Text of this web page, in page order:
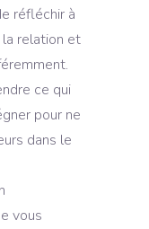
réfléchir à
la relation et
ce qui
pour ne
dans le
vous